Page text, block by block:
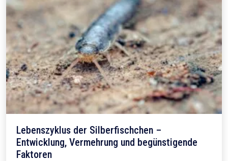
Lebenszyklus der Silberfischchen –
Entwicklung, Vermehrung und begünstigende
Faktoren